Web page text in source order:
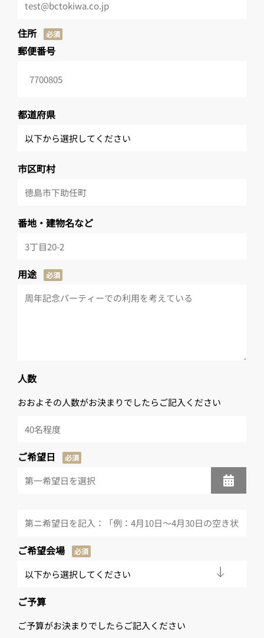
住所 必須
郵便番号
都道府県
市区町村
番地・建物名など
用途 必須
人数
おおよその人数がお決まりでしたらご記入ください
ご希望日 必須
ご希望会場 必須
ご予算
ご予算がお決まりでしたらご記入ください